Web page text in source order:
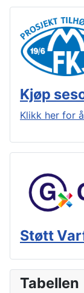
Kjøp
Klikk her for
Støtt
Tabellen